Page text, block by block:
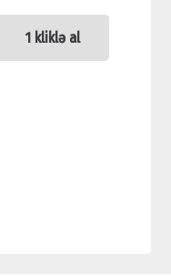
1 kliklə al